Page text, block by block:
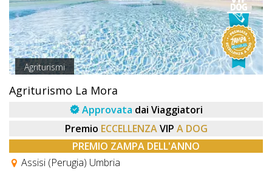
Agriturismi
Agriturismo La Mora
Approvata dai Viaggiatori
Premio ECCELLENZA VIP A DOG
PREMIO ZAMPA DELL'ANNO
Assisi (Perugia) Umbria